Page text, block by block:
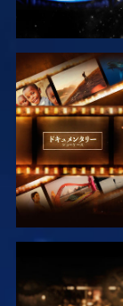
シリーズを探求
シリーズを探求